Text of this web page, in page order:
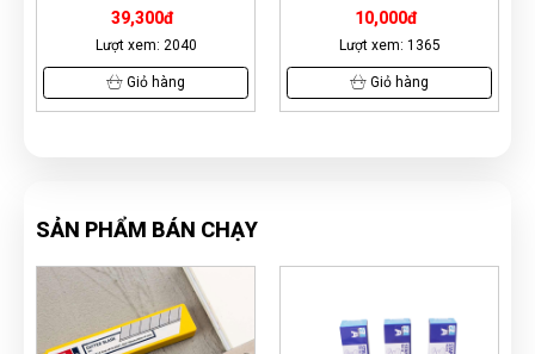
10,000đ
Lượt xem: 1365
Giỏ hàng
4,600đ
Lượt xem: 16053
Giỏ hàng
SẢN PHẨM BÁN CHẠY